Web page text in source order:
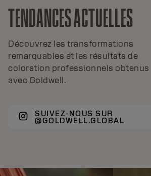
TENDANCES ACTUELLES
Découvrez les transformations
remarquables et les résultats de
coloration professionnels obtenus
avec Goldwell.
SUIVEZ-NOUS SUR
@GOLDWELL.GLOBAL